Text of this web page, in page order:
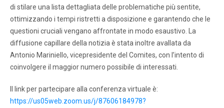
di stilare una lista dettagliata delle problematiche più sentite,
ottimizzando i tempi ristretti a disposizione e garantendo che le
questioni cruciali vengano affrontate in modo esaustivo. La
diffusione capillare della notizia è stata inoltre avallata da
Antonio Mariniello, vicepresidente del Comites, con l’intento di
coinvolgere il maggior numero possibile di interessati.
Il link per partecipare alla conferenza virtuale è:
https://us05web.zoom.us/j/87606184978?